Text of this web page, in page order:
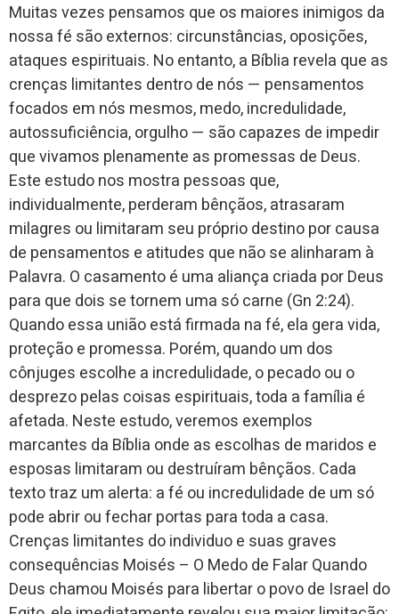
Muitas vezes pensamos que os maiores inimigos da
nossa fé são externos: circunstâncias, oposições,
ataques espirituais. No entanto, a Bíblia revela que as
crenças limitantes dentro de nós — pensamentos
focados em nós mesmos, medo, incredulidade,
autossuficiência, orgulho — são capazes de impedir
que vivamos plenamente as promessas de Deus.
Este estudo nos mostra pessoas que,
individualmente, perderam bênçãos, atrasaram
milagres ou limitaram seu próprio destino por causa
de pensamentos e atitudes que não se alinharam à
Palavra. O casamento é uma aliança criada por Deus
para que dois se tornem uma só carne (Gn 2:24).
Quando essa união está firmada na fé, ela gera vida,
proteção e promessa. Porém, quando um dos
cônjuges escolhe a incredulidade, o pecado ou o
desprezo pelas coisas espirituais, toda a família é
afetada. Neste estudo, veremos exemplos
marcantes da Bíblia onde as escolhas de maridos e
esposas limitaram ou destruíram bênçãos. Cada
texto traz um alerta: a fé ou incredulidade de um só
pode abrir ou fechar portas para toda a casa.
Crenças limitantes do individuo e suas graves
consequências Moisés – O Medo de Falar Quando
Deus chamou Moisés para libertar o povo de Israel do